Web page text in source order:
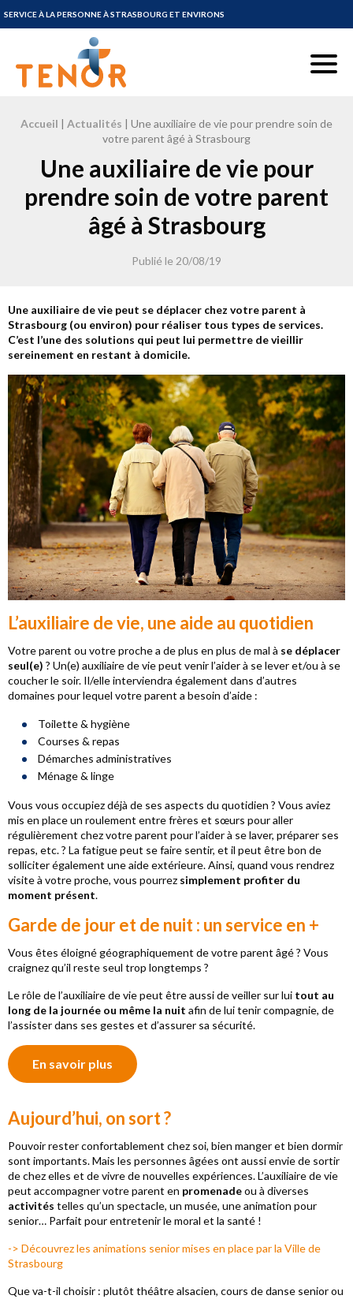
SERVICE À LA PERSONNE À STRASBOURG ET ENVIRONS
Tenor Service à la personne à Strasbourg et environs
Menu
Accueil | Actualités | Une auxiliaire de vie pour prendre soin de
votre parent âgé à Strasbourg
Une auxiliaire de vie pour
prendre soin de votre parent
âgé à Strasbourg
Publié le 20/08/19
Une auxiliaire de vie peut se déplacer chez votre parent à
Strasbourg (ou environ) pour réaliser tous types de services.
C’est l’une des solutions qui peut lui permettre de vieillir
sereinement en restant à domicile.
L’auxiliaire de vie, une aide au quotidien
Votre parent ou votre proche a de plus en plus de mal à se déplacer
seul(e) ? Un(e) auxiliaire de vie peut venir l’aider à se lever et/ou à se
coucher le soir. Il/elle interviendra également dans d’autres
domaines pour lequel votre parent a besoin d’aide :
Toilette & hygiène
Courses & repas
Démarches administratives
Ménage & linge
Vous vous occupiez déjà de ses aspects du quotidien ? Vous aviez
mis en place un roulement entre frères et sœurs pour aller
régulièrement chez votre parent pour l’aider à se laver, préparer ses
repas, etc. ? La fatigue peut se faire sentir, et il peut être bon de
solliciter également une aide extérieure. Ainsi, quand vous rendrez
visite à votre proche, vous pourrez simplement profiter du
moment présent.
Garde de jour et de nuit : un service en +
Vous êtes éloigné géographiquement de votre parent âgé ? Vous
craignez qu’il reste seul trop longtemps ?
Le rôle de l’auxiliaire de vie peut être aussi de veiller sur lui tout au
long de la journée ou même la nuit afin de lui tenir compagnie, de
l’assister dans ses gestes et d’assurer sa sécurité.
En savoir plus
Aujourd’hui, on sort ?
Pouvoir rester confortablement chez soi, bien manger et bien dormir
sont importants. Mais les personnes âgées ont aussi envie de sortir
de chez elles et de vivre de nouvelles expériences. L’auxiliaire de vie
peut accompagner votre parent en promenadeou à diverses
activités telles qu’un spectacle, un musée, une animation pour
senior… Parfait pour entretenir le moral et la santé !
-> Découvrez les animations senior mises en place par la Ville de
Strasbourg
Que va-t-il choisir : plutôt théâtre alsacien, cours de danse senior ou